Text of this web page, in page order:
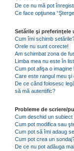
De ce nu mă pot
Ce face opţiunea
Setările şi preferinţele
Cum îmi schimb
Orele nu sunt corecte!
Am schimbat zona de
Limba mea nu este în
Cum pot afişa o
Care este rangul meu şi
De ce când folosesc
să mă autentific?
Probleme de scriere/
Cum deschid un subiect
Cum pot modifica sau
Cum pot să îmi adaug
Cum pot crea un
De ce nu pot adăuga